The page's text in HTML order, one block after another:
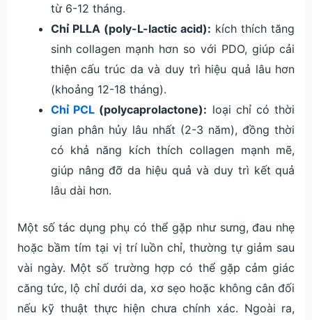
từ 6-12 tháng.
Chỉ PLLA (poly-L-lactic acid): kích thích tăng
sinh collagen mạnh hơn so với PDO, giúp cải
thiện cấu trúc da và duy trì hiệu quả lâu hơn
(khoảng 12-18 tháng).
Chỉ PCL(polycaprolactone): loại chỉ có thời
gian phân hủy lâu nhất (2-3 năm), đồng thời
có khả năng kích thích collagen mạnh mẽ,
giúp nâng đỡ da hiệu quả và duy trì kết quả
lâu dài hơn.
Một số tác dụng phụ có thể gặp như sưng, đau nhẹ
hoặc bầm tím tại vị trí luồn chỉ, thường tự giảm sau
vài ngày. Một số trường hợp có thể gặp cảm giác
căng tức, lộ chỉ dưới da, xơ sẹo hoặc không cân đối
nếu kỹ thuật thực hiện chưa chính xác. Ngoài ra,